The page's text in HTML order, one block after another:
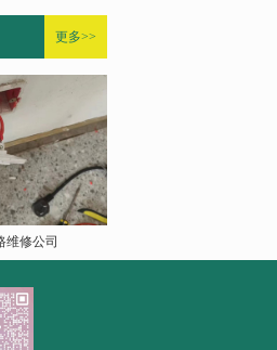
更多>>
维修公司